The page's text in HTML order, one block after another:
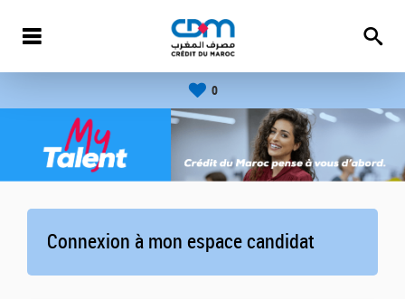
0
Connexion à mon espace candidat